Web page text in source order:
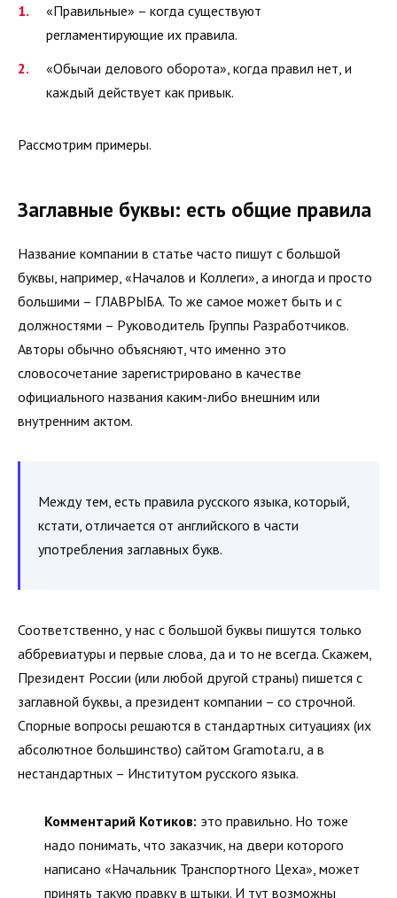
«Правильные» – когда существуют
регламентирующие их правила.
«Обычаи делового оборота», когда правил нет, и
каждый действует как привык.
Рассмотрим примеры.
Заглавные буквы: есть общие правила
Название компании в статье часто пишут с большой
буквы, например, «Началов и Коллеги», а иногда и просто
большими – ГЛАВРЫБА. То же самое может быть и с
должностями – Руководитель Группы Разработчиков.
Авторы обычно объясняют, что именно это
словосочетание зарегистрировано в качестве
официального названия каким-либо внешним или
внутренним актом.
Между тем, есть правила русского языка, который,
кстати, отличается от английского в части
употребления заглавных букв.
Соответственно, у нас с большой буквы пишутся только
аббревиатуры и первые слова, да и то не всегда. Скажем,
Президент России (или любой другой страны) пишется с
заглавной буквы, а президент компании – со строчной.
Спорные вопросы решаются в стандартных ситуациях (их
абсолютное большинство) сайтом Gramota.ru, а в
нестандартных – Институтом русского языка.
Комментарий Котиков: это правильно. Но тоже
надо понимать, что заказчик, на двери которого
написано «Начальник Транспортного Цеха», может
принять такую правку в штыки. И тут возможны